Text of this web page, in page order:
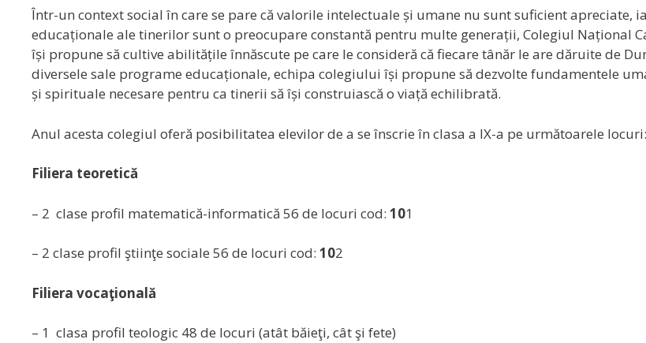
Într-un context social în care se pare că valorile intelectuale și umane nu sunt suficient apreciate,
educaționale ale tinerilor sunt o preocupare constantă pentru multe generații, Colegiul Național
își propune să cultive abilitățile înnăscute pe care le consideră că fiecare tânăr le are dăruite de
diversele sale programe educaționale, echipa colegiului își propune să dezvolte fundamentele
și spirituale necesare pentru ca tinerii să își construiască o viață echilibrată.
Anul acesta colegiul oferă posibilitatea elevilor de a se înscrie în clasa a IX-a pe următoarele locuri:
Filiera teoretică
– 2 clase profil matematică-informatică 56 de locuri cod: 101
– 2 clase profil ştiinţe sociale 56 de locuri cod: 102
Filiera vocaţională
– 1 clasa profil teologic 48 de locuri (atât băieţi, cât şi fete)